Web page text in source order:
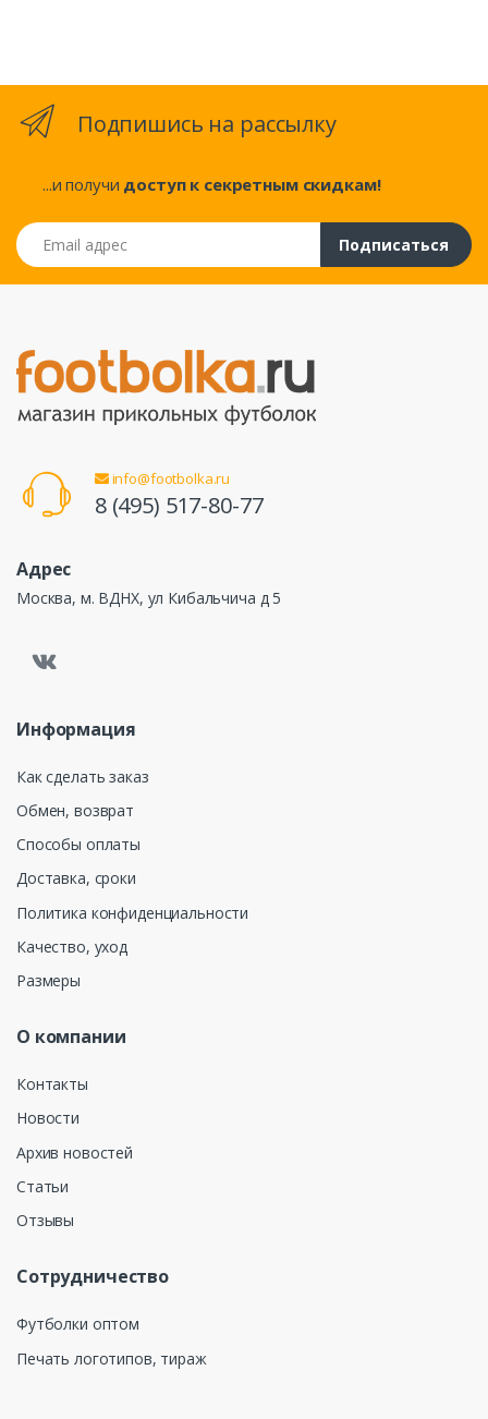
Подпишись на рассылку
...и получи доступ к секретным скидкам!
Email адрес
Подписаться
info@footbolka.ru
8 (495) 517-80-77
Адрес
Москва, м. ВДНХ, ул Кибальчича д 5
Информация
Как сделать заказ
Обмен, возврат
Способы оплаты
Доставка, сроки
Политика конфиденциальности
Качество, уход
Размеры
О компании
Контакты
Новости
Архив новостей
Статьи
Отзывы
Сотрудничество
Футболки оптом
Печать логотипов, тираж